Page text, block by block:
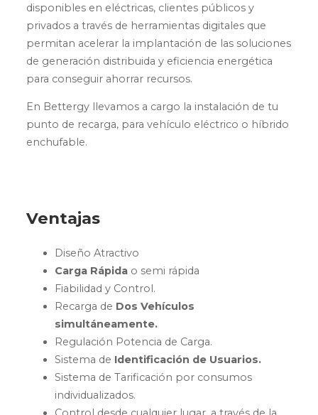
disponibles en eléctricas, clientes públicos y
privados a través de herramientas digitales que
permitan acelerar la implantación de las soluciones
de generación distribuida y eficiencia energética
para conseguir ahorrar recursos.
En Bettergy llevamos a cargo la instalación de tu
punto de recarga, para vehículo eléctrico o híbrido
enchufable.
Ventajas
Diseño Atractivo
Carga Rápidao semi rápida
Fiabilidad y Control.
Recarga de Dos Vehículos
simultáneamente.
Regulación Potencia de Carga.
Sistema de Identificación de Usuarios.
Sistema de Tarificación por consumos
individualizados.